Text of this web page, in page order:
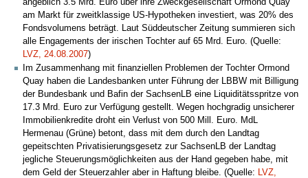
am Markt für zweitklassige US-Hypotheken investiert, was 20% des
Fondsvolumens beträgt. Laut Süddeutscher Zeitung summieren sich
alle Engagements der irischen Tochter auf 65 Mrd. Euro. (Quelle:
LVZ, 24.08.2007)
Im Zusammenhang mit finanziellen Problemen der Tochter Ormond
Quay haben die Landesbanken unter Führung der LBBW mit Billigung
der Bundesbank und Bafin der SachsenLB eine Liquiditätsspritze von
17.3 Mrd. Euro zur Verfügung gestellt. Wegen hochgradig unsicherer
Immobilienkredite droht ein Verlust von 500 Mill. Euro. MdL
Hermenau (Grüne) betont, dass mit dem durch den Landtag
gepeitschten Privatisierungsgesetz zur SachsenLB der Landtag
jegliche Steuerungsmöglichkeiten aus der Hand gegeben habe, mit
dem Geld der Steuerzahler aber in Haftung bleibe. (Quelle:
LVZ,